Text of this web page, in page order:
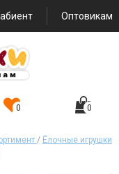
Оптовикам
0 0
/ Ёлочные игрушки